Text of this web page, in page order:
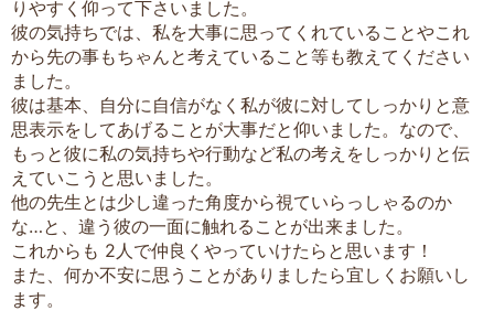
りやすく仰って下さいました。
彼の気持ちでは、私を大事に思ってくれていることやこれ
から先の事もちゃんと考えていること等も教えてください
ました。
彼は基本、自分に自信がなく私が彼に対してしっかりと意
思表示をしてあげることが大事だと仰いました。なので、
もっと彼に私の気持ちや行動など私の考えをしっかりと伝
えていこうと思いました。
他の先生とは少し違った角度から視ていらっしゃるのか
な…と、違う彼の一面に触れることが出来ました。
これからも 2人で仲良くやっていけたらと思います！
また、何か不安に思うことがありましたら宜しくお願いし
ます。